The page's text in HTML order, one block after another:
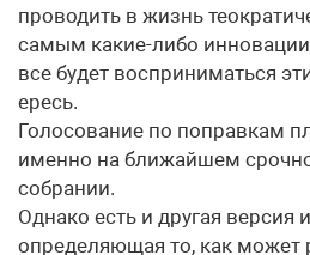
проводить в жизнь
самым какие-либо
все будет восприниматься
ересь.
Голосование по поправкам
именно на ближайшем
собрании.
Однако есть и другая версия
определяющая то, как может